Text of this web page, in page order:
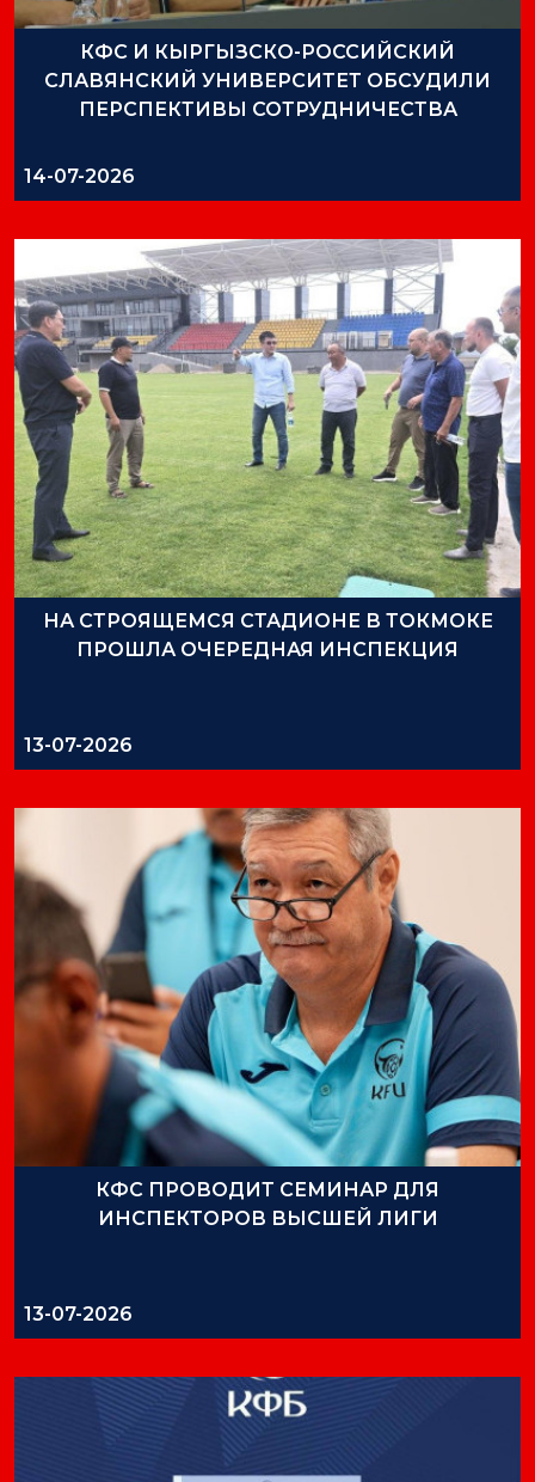
КФС И КЫРГЫЗСКО-РОССИЙСКИЙ
СЛАВЯНСКИЙ УНИВЕРСИТЕТ ОБСУДИЛИ
ПЕРСПЕКТИВЫ СОТРУДНИЧЕСТВА
14-07-2026
НА СТРОЯЩЕМСЯ СТАДИОНЕ В ТОКМОКЕ
ПРОШЛА ОЧЕРЕДНАЯ ИНСПЕКЦИЯ
13-07-2026
КФС ПРОВОДИТ СЕМИНАР ДЛЯ
ИНСПЕКТОРОВ ВЫСШЕЙ ЛИГИ
13-07-2026